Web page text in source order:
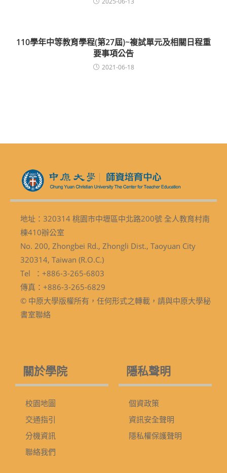
110學年中等教育學程(第27屆)~複試單元及相關日程重
要事項公告
2021-06-18
地址：320314 桃園市中壢區中北路200號 全人教育村南
棟410辦公室
No. 200, Zhongbei Rd., Zhongli Dist., Taoyuan City
320314, Taiwan (R.O.C.)
Tel ：+886-3-265-6803
傳真：+886-3-265-6829
© 中原大學版權所有，任何形式之轉載，請與中原大學秘
書室聯絡
關於學院
校園地圖
交通指引
分機資訊
聯絡我們
隱私聲明
個資政策
資訊安全聲明
隱私權保護聲明